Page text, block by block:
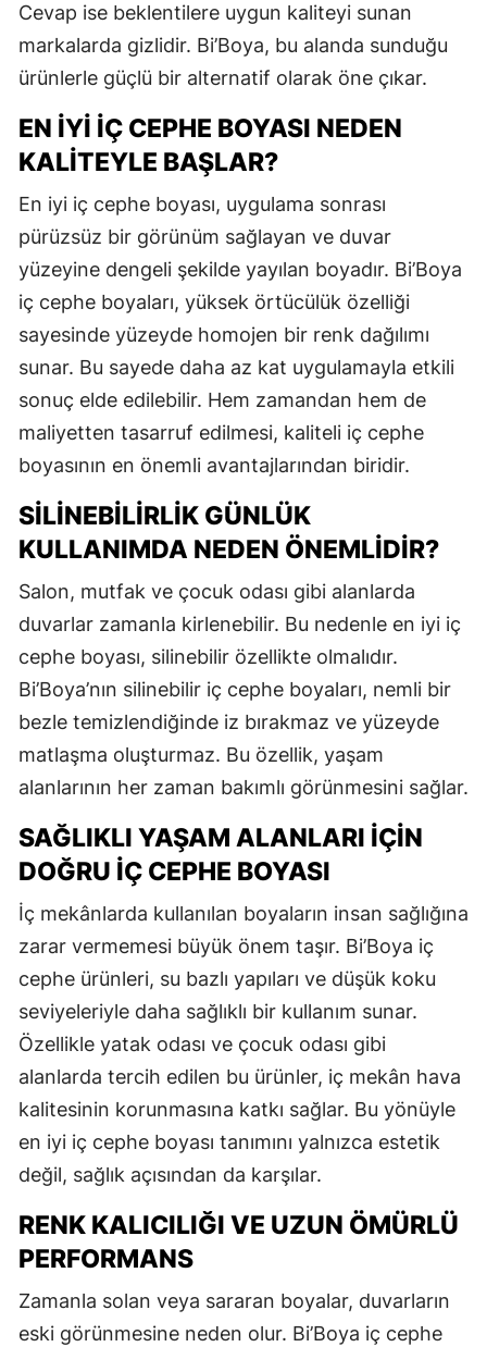
Cevap ise beklentilere uygun kaliteyi sunan
markalarda gizlidir. Bi’Boya, bu alanda sunduğu
ürünlerle güçlü bir alternatif olarak öne çıkar.
EN İYI İÇ CEPHE BOYASI NEDEN
KALITEYLE BAŞLAR?
En iyi iç cephe boyası, uygulama sonrası
pürüzsüz bir görünüm sağlayan ve duvar
yüzeyine dengeli şekilde yayılan boyadır. Bi’Boya
iç cephe boyaları, yüksek örtücülük özelliği
sayesinde yüzeyde homojen bir renk dağılımı
sunar. Bu sayede daha az kat uygulamayla etkili
sonuç elde edilebilir. Hem zamandan hem de
maliyetten tasarruf edilmesi, kaliteli iç cephe
boyasının en önemli avantajlarından biridir.
SILINEBILIRLIK GÜNLÜK
KULLANIMDA NEDEN ÖNEMLIDIR?
Salon, mutfak ve çocuk odası gibi alanlarda
duvarlar zamanla kirlenebilir. Bu nedenle en iyi iç
cephe boyası, silinebilir özellikte olmalıdır.
Bi’Boya’nın silinebilir iç cephe boyaları, nemli bir
bezle temizlendiğinde iz bırakmaz ve yüzeyde
matlaşma oluşturmaz. Bu özellik, yaşam
alanlarının her zaman bakımlı görünmesini sağlar.
SAĞLIKLI YAŞAM ALANLARI İÇIN
DOĞRU İÇ CEPHE BOYASI
İç mekânlarda kullanılan boyaların insan sağlığına
zarar vermemesi büyük önem taşır. Bi’Boya iç
cephe ürünleri, su bazlı yapıları ve düşük koku
seviyeleriyle daha sağlıklı bir kullanım sunar.
Özellikle yatak odası ve çocuk odası gibi
alanlarda tercih edilen bu ürünler, iç mekân hava
kalitesinin korunmasına katkı sağlar. Bu yönüyle
en iyi iç cephe boyası tanımını yalnızca estetik
değil, sağlık açısından da karşılar.
RENK KALICILIĞI VE UZUN ÖMÜRLÜ
PERFORMANS
Zamanla solan veya sararan boyalar, duvarların
eski görünmesine neden olur. Bi’Boya iç cephe